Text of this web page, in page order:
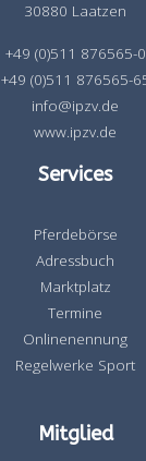
30880 Laatzen
+49 (0)511 876565-0
+49 (0)511 876565-
info@ipzv.de
www.ipzv.de
Services
Pferdebörse
Adressbuch
Marktplatz
Termine
Onlinenennung
Regelwerke Sport
Mitglied